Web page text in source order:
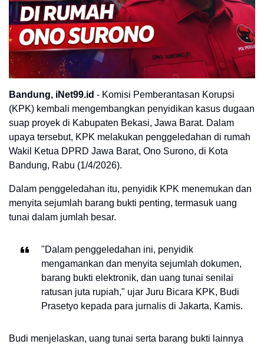
Bandung, iNet99.id - Komisi Pemberantasan Korupsi
(KPK) kembali mengembangkan penyidikan kasus dugaan
suap proyek di Kabupaten Bekasi, Jawa Barat. Dalam
upaya tersebut, KPK melakukan penggeledahan di rumah
Wakil Ketua DPRD Jawa Barat, Ono Surono, di Kota
Bandung, Rabu (1/4/2026).
Dalam penggeledahan itu, penyidik KPK menemukan dan
menyita sejumlah barang bukti penting, termasuk uang
tunai dalam jumlah besar.
"Dalam penggeledahan ini, penyidik
mengamankan dan menyita sejumlah dokumen,
barang bukti elektronik, dan uang tunai senilai
ratusan juta rupiah," ujar Juru Bicara KPK, Budi
Prasetyo kepada para jurnalis di Jakarta, Kamis.
Budi menjelaskan, uang tunai serta barang bukti lainnya